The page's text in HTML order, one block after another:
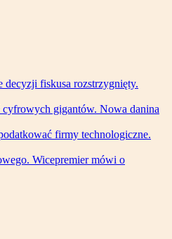
decyzji fiskusa rozstrzygnięty.
cyfrowych gigantów. Nowa danina
firmy technologiczne.
Wicepremier mówi o